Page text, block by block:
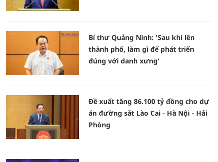
Bí thư Quảng Ninh: 'Sau khi lên
thành phố, làm gì để phát triển
đúng với danh xưng'
Đề xuất tăng 86.100 tỷ đồng cho dự
án đường sắt Lào Cai - Hà Nội - Hải
Phòng